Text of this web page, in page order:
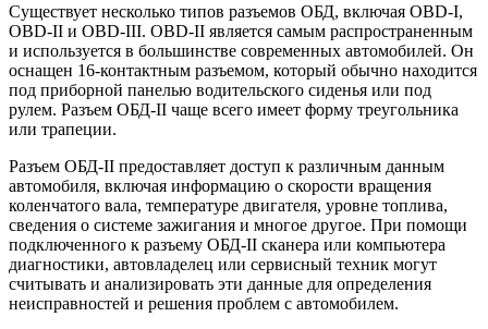
Существует несколько типов разъемов ОБД, включая OBD-I,
OBD-II и OBD-III. OBD-II является самым распространенным
и используется в большинстве современных автомобилей. Он
оснащен 16-контактным разъемом, который обычно находится
под приборной панелью водительского сиденья или под
рулем. Разъем ОБД-II чаще всего имеет форму треугольника
или трапеции.
Разъем ОБД-II предоставляет доступ к различным данным
автомобиля, включая информацию о скорости вращения
коленчатого вала, температуре двигателя, уровне топлива,
сведения о системе зажигания и многое другое. При помощи
подключенного к разъему ОБД-II сканера или компьютера
диагностики, автовладелец или сервисный техник могут
считывать и анализировать эти данные для определения
неисправностей и решения проблем с автомобилем.